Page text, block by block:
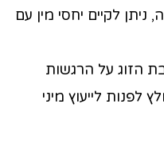
לקיים יחסי מין עם
הזוג על הרגשות
לייעוץ מיני